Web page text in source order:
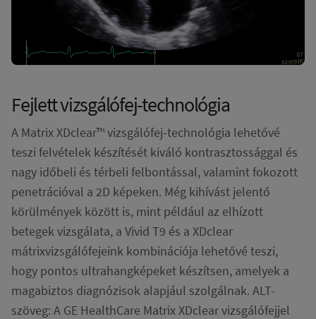
Fejlett vizsgálófej-technológia
A Matrix XDclear™ vizsgálófej-technológia lehetővé
teszi felvételek készítését kiváló kontrasztossággal és
nagy időbeli és térbeli felbontással, valamint fokozott
penetrációval a 2D képeken. Még kihívást jelentő
körülmények között is, mint például az elhízott
betegek vizsgálata, a Vivid T9 és a XDclear
mátrixvizsgálófejeink kombinációja lehetővé teszi,
hogy pontos ultrahangképeket készítsen, amelyek a
magabiztos diagnózisok alapjául szolgálnak. ALT-
szöveg: A GE HealthCare Matrix XDclear vizsgálófejjel